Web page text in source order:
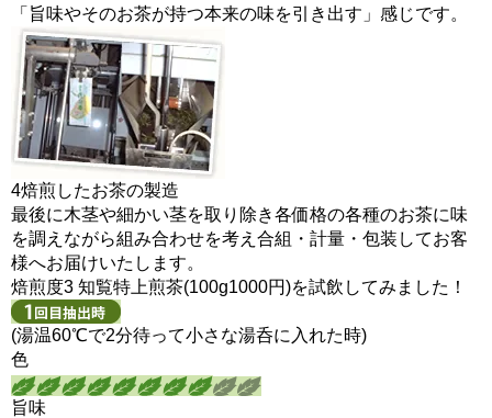
「旨味やそのお茶が持つ本来の味を引き出す」感じです。
4焙煎したお茶の製造
最後に木茎や細かい茎を取り除き各価格の各種のお茶に味
を調えながら組み合わせを考え合組・計量・包装してお客
様へお届けいたします。
焙煎度3 知覧特上煎茶(100g1000円)を試飲してみました！
(湯温60℃で2分待って小さな湯呑に入れた時)
色
旨味